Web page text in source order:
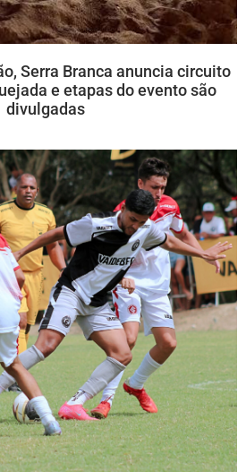
Serra Branca anuncia circuito
e etapas do evento são
divulgadas